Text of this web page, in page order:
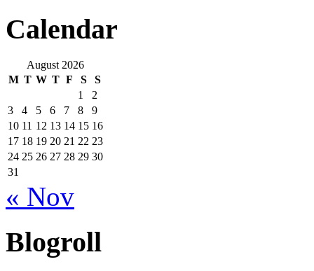
Calendar
August 2026
M T W T F S
S
1
2
3
4 5 6 7 8
9
10 11 12 13 14 15 16
17 18 19 20 21 22 23
24 25 26 27 28 29 30
31
« Nov
Blogroll